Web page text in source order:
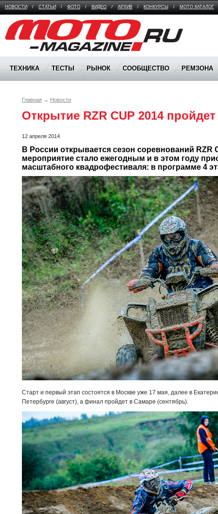
НОВОСТИ / СТАТЬИ / ФОТО / ВИДЕО / АРХИВ / КОНКУРСЫ / МОТО КАТАЛОГ
Moto Magazine
ТЕХНИКА ТЕСТЫ РЫНОК СООБЩЕСТВО РЕМЗОНА
Главная → Новости
Открытие RZR CUP 2014
12 апреля 2014
В России открывается сезон соревнований RZR
мероприятие стало ежегодным и в этом году
масштабного квадрофестиваля: в программе 4
Старт и первый этап состоятся в Москве уже 17 мая, далее в
Петербурге (август), а финал пройдет в Самаре (сентябрь).